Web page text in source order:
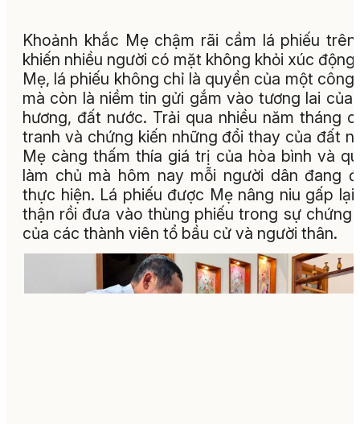
Khoảnh khắc Mẹ chậm rãi cầm lá phiếu
khiến nhiều người có mặt không khỏi xúc
Mẹ, lá phiếu không chỉ là quyền của một công
mà còn là niềm tin gửi gắm vào tương lai của
hương, đất nước. Trải qua nhiều năm tháng
tranh và chứng kiến những đổi thay của đất
Mẹ càng thấm thía giá trị của hòa bình và
làm chủ mà hôm nay mỗi người dân đang
thực hiện. Lá phiếu được Mẹ nâng niu gấp lại
thận rồi đưa vào thùng phiếu trong sự chứng
của các thành viên tổ bầu cử và người thân.